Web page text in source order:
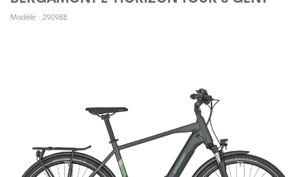
Modèle : 290988